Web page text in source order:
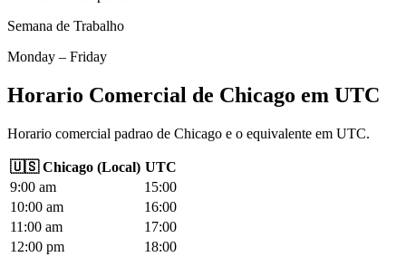
Semana de Trabalho
Monday – Friday
Horario Comercial de Chicago em UTC
Horario comercial padrao de Chicago e o equivalente em UTC.
🇺🇸 Chicago (Local) UTC
9:00 am 15:00
10:00 am 16:00
11 :00 am 17:00
12:00 pm 18:00